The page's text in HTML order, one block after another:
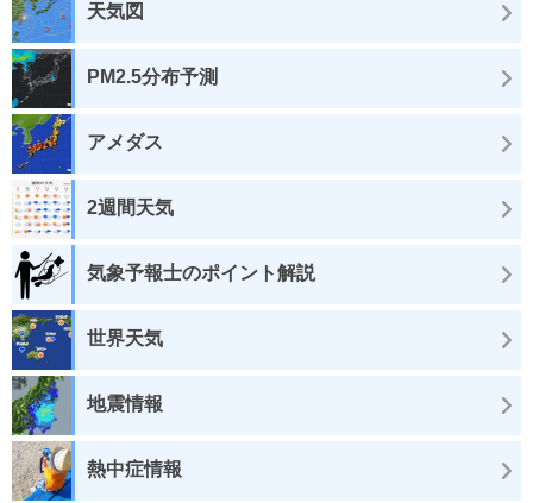
天気図
PM2.5分布予測
アメダス
2週間天気
気象予報士のポイント解説
世界天気
地震情報
熱中症情報